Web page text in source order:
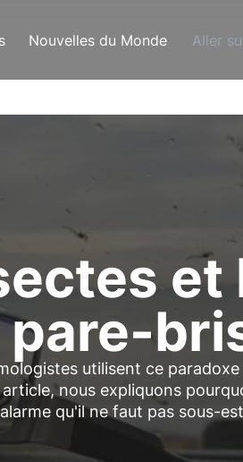
Nouvelles du Monde Aller
et
pare-
utilisent ce paradoxe
nous expliquons
qu'il ne faut pas sous-